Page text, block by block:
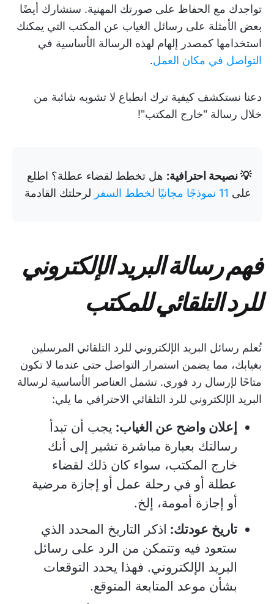
تواجدك مع الحفاظ على صورتك المهنية. سنشارك أيضًا
بعض الأمثلة على رسائل الغياب عن المكتب التي يمكنك
استخدامها كمصدر إلهام لهذه الرسالة الأساسية في
التواصل في مكان العمل.
دعنا نستكشف كيفية ترك انطباع لا تشوبه شائبة من
خلال رسالة "خارج المكتب"!
💡 نصيحة احترافية: هل تخطط لقضاء عطلة؟ اطلع
على 11 نموذجًا مجانيًا لخطط السفر لرحلتك القادمة
فهم رسالة البريد الإلكتروني
للرد التلقائي للمكتب
تُعلم رسائل البريد الإلكتروني للرد التلقائي المرسلين
بغيابك، مما يضمن استمرار التواصل حتى عندما لا تكون
متاحًا لإرسال رد فوري. تشمل العناصر الأساسية لرسالة
البريد الإلكتروني للرد التلقائي الاحترافي ما يلي:
إعلان واضح عن الغياب: يجب أن تبدأ
رسالتك بعبارة مباشرة تشير إلى أنك
خارج المكتب، سواء كان ذلك لقضاء
عطلة أو في رحلة عمل أو إجازة مرضية
أو إجازة أمومة، إلخ.
تاريخ عودتك: اذكر التاريخ المحدد الذي
ستعود فيه وتتمكن من الرد على رسائل
البريد الإلكتروني. فهذا يحدد التوقعات
بشأن موعد المتابعة المتوقع.